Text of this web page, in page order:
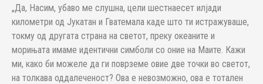
„Да, Насим, убаво ме слушна, цели шестнаесет илјади
километри од Јукатан и Гватемала каде што ти истражуваше,
токму од другата страна на светот, преку океаните и
морињата имаме идентични симболи со оние на Маите. Кажи
ми, како би можеле да ги поврземе овие две точки во светот,
на толкава оддалеченост? Ова е невозможно, ова е тотален